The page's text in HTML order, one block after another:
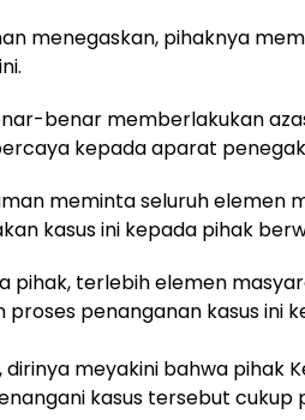
menegaskan, pihaknya
benar memberlakukan
kepada aparat penegak
meminta seluruh elemen
kasus ini kepada pihak
pihak, terlebih elemen
penanganan kasus ini
meyakini bahwa pihak
kasus tersebut cukup